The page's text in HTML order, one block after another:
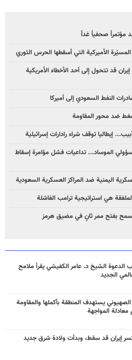
مؤتمراً صحفياً غداً
الأميركية التي أسقطها الحرس الثوري
قد تتحول إلى أحد الأخطاء الأمريكية
النفط السعودي إلى أميركا
ضد محور المقاومة
إيطاليا توقف شراء رادارات إسرائيلية
الموساد... تداعيات فشل مؤامرة إسقاط
اليمنية ضد المراكز العسكرية السعودية
هي استراتيجية ترامب الفاشلة
بفتح ممر ثانٍ في مضيق هرمز
الدعوة الشيخ د. عامر الكفيشي يقرأ ملامح
الجديد
يستهدف المنطقة بأكملها والمقاومة
المواجهة
إيران قد سقط، وبدأت ولادة شرق جديد